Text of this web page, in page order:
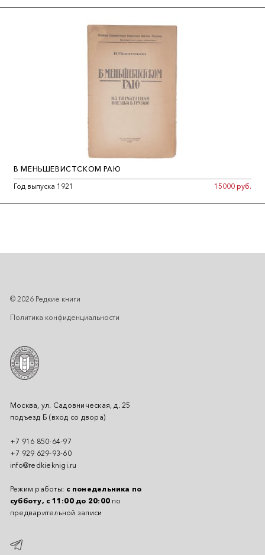
В МЕНЬШЕВИСТСКОМ РАЮ
Год выпуска 1921
15000 руб.
Москва, ул. Садовническая, д. 25
подъезд Б (вход со двора)
+7 916 850-64-97
+7 929 629-93-60
info@redkieknigi.ru
Режим работы: с понедельника по
субботу, с 11:00 до 20:00 по
предварительной записи
© 2026 Редкие книги
Политика конфиденциальности